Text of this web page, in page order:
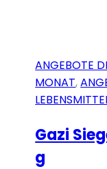
ANGEBOTE
MONAT,
Gazi
g